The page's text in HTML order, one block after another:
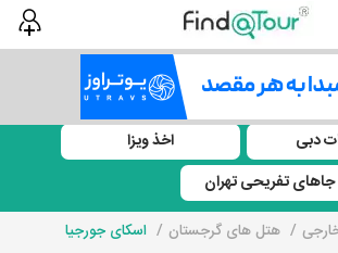
دبی
اخذ ویزا
جاهای تفریحی تهران
هتل های گرجستان اسکای جورجیا